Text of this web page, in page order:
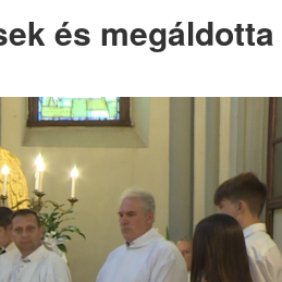
és megáldotta